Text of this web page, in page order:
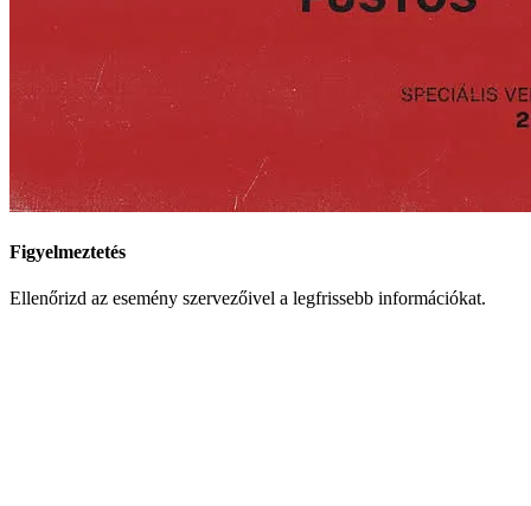
Figyelmeztetés
Ellenőrizd az esemény szervezőivel a legfrissebb információkat.